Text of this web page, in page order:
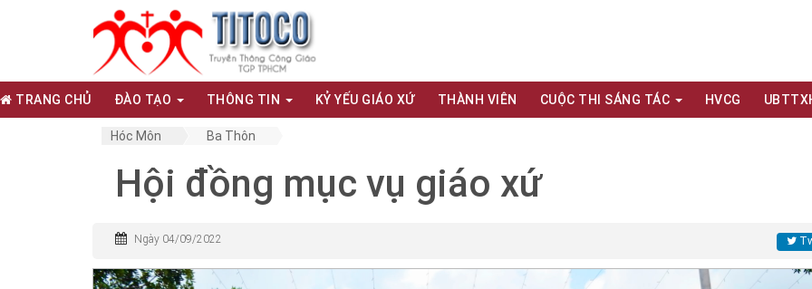
TRANG CHỦ ĐÀO TẠO THÔNG TIN KỶ YẾU GIÁO XỨ THÀNH VIÊN CUỘC THI SÁNG TÁC HVCG
Hóc Môn Ba Thôn
Hội đồng mục vụ giáo xứ
Ngày 04/09/2022